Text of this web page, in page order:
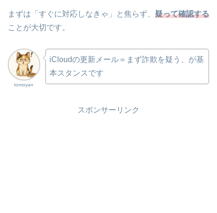
まずは「すぐに対応しなきゃ」と焦らず、 疑って確認する
ことが大切です。
tomoyan
iCloudの更新メール＝まず詐欺を疑う、が基
本スタンスです
スポンサーリンク